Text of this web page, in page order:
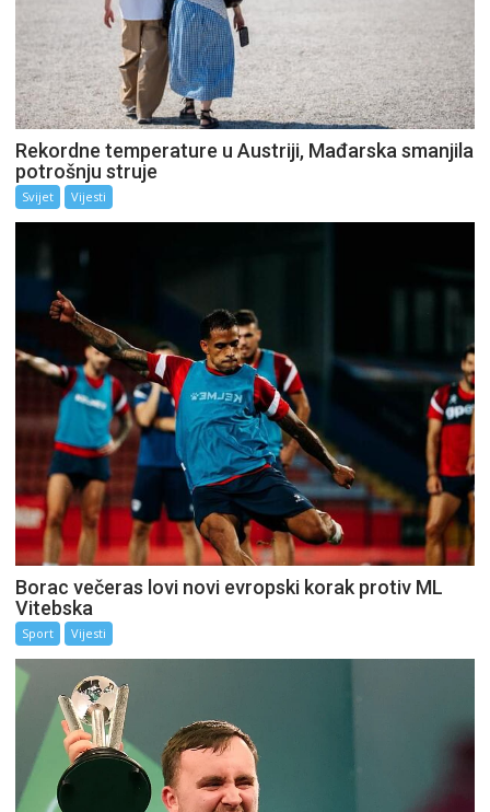
Rekordne temperature u Austriji, Mađarska smanjila
potrošnju struje
Svijet Vijesti
Borac večeras lovi novi evropski korak protiv ML
Vitebska
Sport Vijesti